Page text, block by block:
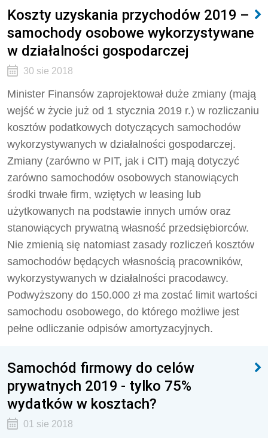
Koszty uzyskania przychodów 2019 –
samochody osobowe wykorzystywane
w działalności gospodarczej
30 sie 2018
Minister Finansów zaprojektował duże zmiany (mają
wejść w życie już od 1 stycznia 2019 r.) w rozliczaniu
kosztów podatkowych dotyczących samochodów
wykorzystywanych w działalności gospodarczej.
Zmiany (zarówno w PIT, jak i CIT) mają dotyczyć
zarówno samochodów osobowych stanowiących
środki trwałe firm, wziętych w leasing lub
użytkowanych na podstawie innych umów oraz
stanowiących prywatną własność przedsiębiorców.
Nie zmienią się natomiast zasady rozliczeń kosztów
samochodów będących własnością pracowników,
wykorzystywanych w działalności pracodawcy.
Podwyższony do 150.000 zł ma zostać limit wartości
samochodu osobowego, do którego możliwe jest
pełne odliczanie odpisów amortyzacyjnych.
Samochód firmowy do celów
prywatnych 2019 - tylko 75%
wydatków w kosztach?
01 sie 2018